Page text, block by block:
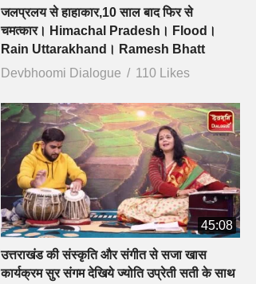
जलप्रलय से हाहाकार,10 साल बाद फिर से
चमत्कार। Himachal Pradesh। Flood।
Rain Uttarakhand। Ramesh Bhatt
Devbhoomi Dialogue
110 Likes
45:08
उत्तराखंड की संस्कृति और संगीत से सजा खास
कार्यक्रम सुर संगम देखिये ज्योति उप्रेती सती के साथ